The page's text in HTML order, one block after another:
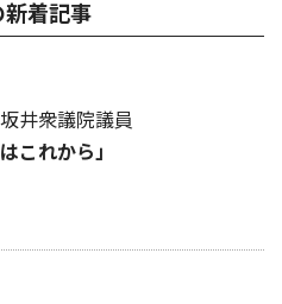
新着記事
井衆議院議員
これから」